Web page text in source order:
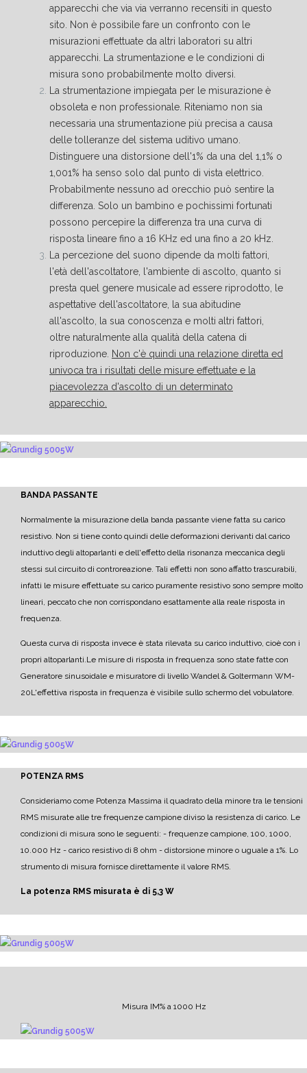
apparecchi che via via verranno recensiti in questo
sito. Non è possibile fare un confronto con le
misurazioni effettuate da altri laboratori su altri
apparecchi. La strumentazione e le condizioni di
misura sono probabilmente molto diversi.
La strumentazione impiegata per le misurazione è
obsoleta e non professionale. Riteniamo non sia
necessaria una strumentazione più precisa a causa
delle tolleranze del sistema uditivo umano.
Distinguere una distorsione dell'1% da una del 1,1% o
1,001% ha senso solo dal punto di vista elettrico.
Probabilmente nessuno ad orecchio può sentire la
differenza. Solo un bambino e pochissimi fortunati
possono percepire la differenza tra una curva di
risposta lineare fino a 16 KHz ed una fino a 20 kHz.
La percezione del suono dipende da molti fattori,
l'età dell'ascoltatore, l'ambiente di ascolto, quanto si
presta quel genere musicale ad essere riprodotto, le
aspettative dell'ascoltatore, la sua abitudine
all'ascolto, la sua conoscenza e molti altri fattori,
oltre naturalmente alla qualità della catena di
riproduzione. Non c'è quindi una relazione diretta ed
univoca tra i risultati delle misure effettuate e la
piacevolezza d'ascolto di un determinato
apparecchio.
BANDA PASSANTE
Normalmente la misurazione della banda passante viene fatta su carico
resistivo. Non si tiene conto quindi delle deformazioni derivanti dal carico
induttivo degli altoparlanti e dell'effetto della risonanza meccanica degli
stessi sul circuito di controreazione. Tali effetti non sono affatto trascurabili,
infatti le misure effettuate su carico puramente resistivo sono sempre molto
lineari, peccato che non corrispondano esattamente alla reale risposta in
frequenza.
Questa curva di risposta invece è stata rilevata su carico induttivo, cioè con i
propri altoparlanti. Le misure di risposta in frequenza sono state fatte con
Generatore sinusoidale e misuratore di livello Wandel & Goltermann WM-
20L'effettiva risposta in frequenza è visibile sullo schermo del vobulatore.
POTENZA RMS
Consideriamo come Potenza Massima il quadrato della minore tra le tensioni
RMS misurate alle tre frequenze campione diviso la resistenza di carico. Le
condizioni di misura sono le seguenti: - frequenze campione, 100, 1000,
10.000 Hz - carico resistivo di 8 ohm - distorsione minore o uguale a 1%. Lo
strumento di misura fornisce direttamente il valore RMS.
La potenza RMS misurata è di 5,3 W
Misura IM% a 1000 Hz